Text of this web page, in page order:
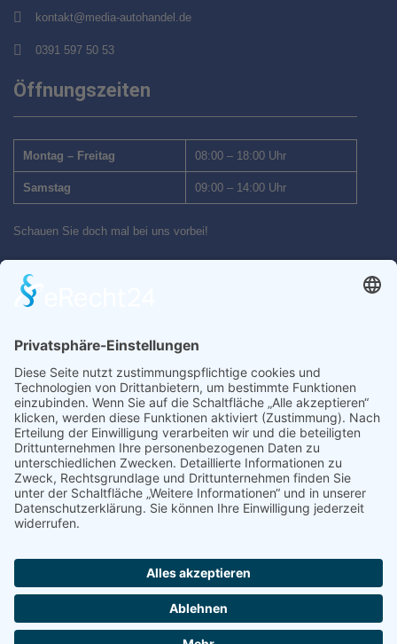
kontakt@media-autohandel.de
0391 597 50 53
Öffnungszeiten
Montag – Freitag 08:00 – 18:00 Uhr
Samstag 09:00 – 14:00 Uhr
Schauen Sie doch mal bei uns vorbei!
Startseite
Auto kaufen
Auto verkaufen
Über uns
Finanzierung
Service
Rechtliches
Datenschutz